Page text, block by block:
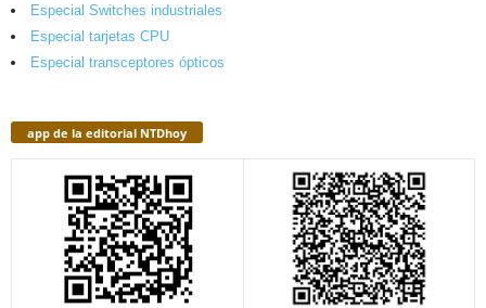
Especial Switches industriales
Especial tarjetas CPU
Especial transceptores ópticos
app de la editorial NTDhoy